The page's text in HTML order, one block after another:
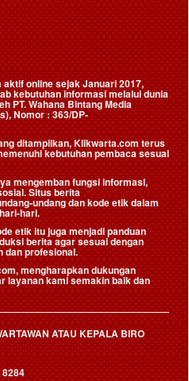
online sejak Januari 2017,
kebutuhan informasi melalui dunia
PT. Wahana Bintang Media
, Nomor : 363/DP-
ditampilkan, Klikwarta.com terus
kebutuhan pembaca sesuai
mengemban fungsi informasi,
Situs berita
undang dan kode etik dalam
hari.
etik itu juga menjadi panduan
berita agar sesuai dengan
dan profesional.
mengharapkan dukungan
layanan kami semakin baik dan
ATAU KEPALA BIRO
8284